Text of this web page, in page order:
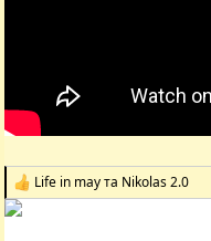
Р
е
Life in mayта Nikolas 2.0